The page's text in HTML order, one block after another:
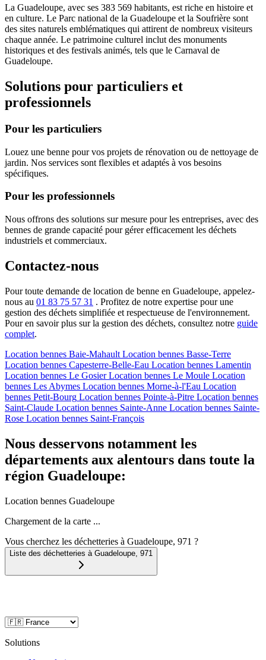
La Guadeloupe, avec ses 383 569 habitants, est riche en histoire et
en culture. Le Parc national de la Guadeloupe et la Soufrière sont
des sites naturels emblématiques qui attirent de nombreux visiteurs
chaque année. Le patrimoine culturel inclut des monuments
historiques et des festivals animés, tels que le Carnaval de
Guadeloupe.
Solutions pour particuliers et
professionnels
Pour les particuliers
Louez une benne pour vos projets de rénovation ou de nettoyage de
jardin. Nos services sont flexibles et adaptés à vos besoins
spécifiques.
Pour les professionnels
Nous offrons des solutions sur mesure pour les entreprises, avec des
bennes de grande capacité pour gérer efficacement les déchets
industriels et commerciaux.
Contactez-nous
Pour toute demande de location de benne en Guadeloupe, appelez-
nous au 01 83 75 57 31 . Profitez de notre expertise pour une
gestion des déchets simplifiée et respectueuse de l'environnement.
Pour en savoir plus sur la gestion des déchets, consultez notre guide
complet.
Location bennes Baie-Mahault Location bennes Basse-Terre
Location bennes Capesterre-Belle-Eau Location bennes Lamentin
Location bennes Le Gosier Location bennes Le Moule Location
bennes Les Abymes Location bennes Morne-à-l'Eau Location
bennes Petit-Bourg Location bennes Pointe-à-Pitre Location bennes
Saint-Claude Location bennes Sainte-Anne Location bennes Sainte-
Rose Location bennes Saint-François
Nous desservons notamment les
départements aux alentours dans toute la
région Guadeloupe:
Location bennes Guadeloupe
Chargement de la carte ...
Vous cherchez les déchetteries à Guadeloupe, 971 ?
Liste des déchetteries à Guadeloupe 971
Solutions